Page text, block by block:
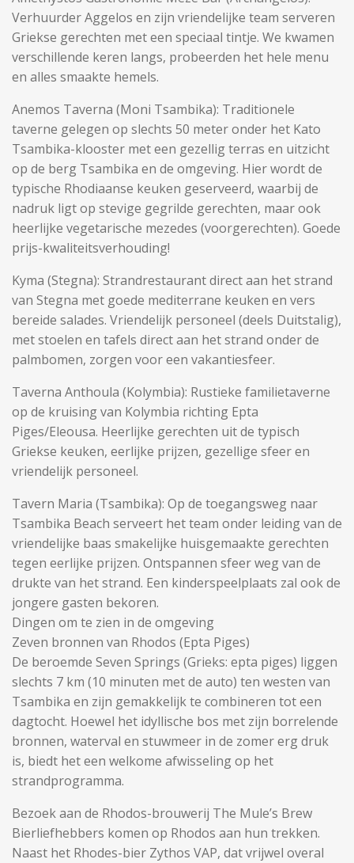
Verhuurder Aggelos en zijn vriendelijke team serveren
Griekse gerechten met een speciaal tintje. We kwamen
verschillende keren langs, probeerden het hele menu
en alles smaakte hemels.
Anemos Taverna (Moni Tsambika): Traditionele
taverne gelegen op slechts 50 meter onder het Kato
Tsambika-klooster met een gezellig terras en uitzicht
op de berg Tsambika en de omgeving. Hier wordt de
typische Rhodiaanse keuken geserveerd, waarbij de
nadruk ligt op stevige gegrilde gerechten, maar ook
heerlijke vegetarische mezedes (voorgerechten). Goede
prijs-kwaliteitsverhouding!
Kyma (Stegna): Strandrestaurant direct aan het strand
van Stegna met goede mediterrane keuken en vers
bereide salades. Vriendelijk personeel (deels Duitstalig),
met stoelen en tafels direct aan het strand onder de
palmbomen, zorgen voor een vakantiesfeer.
Taverna Anthoula (Kolymbia): Rustieke familietaverne
op de kruising van Kolymbia richting Epta
Piges/Eleousa. Heerlijke gerechten uit de typisch
Griekse keuken, eerlijke prijzen, gezellige sfeer en
vriendelijk personeel.
Tavern Maria (Tsambika): Op de toegangsweg naar
Tsambika Beach serveert het team onder leiding van de
vriendelijke baas smakelijke huisgemaakte gerechten
tegen eerlijke prijzen. Ontspannen sfeer weg van de
drukte van het strand. Een kinderspeelplaats zal ook de
jongere gasten bekoren.
Dingen om te zien in de omgeving
Zeven bronnen van Rhodos (Epta Piges)
De beroemde Seven Springs (Grieks: epta piges) liggen
slechts 7 km (10 minuten met de auto) ten westen van
Tsambika en zijn gemakkelijk te combineren tot een
dagtocht. Hoewel het idyllische bos met zijn borrelende
bronnen, waterval en stuwmeer in de zomer erg druk
is, biedt het een welkome afwisseling op het
strandprogramma.
Bezoek aan de Rhodos-brouwerij The Mule’s Brew
Bierliefhebbers komen op Rhodos aan hun trekken.
Naast het Rhodes-bier Zythos VAP, dat vrijwel overal